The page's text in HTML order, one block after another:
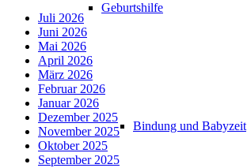
Geburtshilfe
Bindung und Babyzeit
Juli 2026
Juni 2026
Mai 2026
April 2026
März 2026
Februar 2026
Januar 2026
Dezember 2025
November 2025
Oktober 2025
September 2025